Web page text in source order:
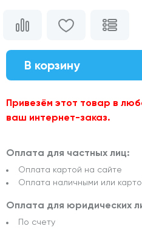
В корзину
Привезём этот товар в
ваш интернет-заказ.
Оплата для частных лиц:
Оплата картой на сайте
Оплата наличными или
Оплата для юридических
По счету